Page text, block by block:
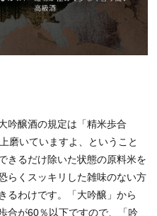
吟醸酒の規定は「精米歩合
磨いていますよ、ということ
きるだけ除いた状態の原料米を
らくスッキリした雑味のない方
るわけです。「大吟醸」から
合が60％以下ですので、「吟